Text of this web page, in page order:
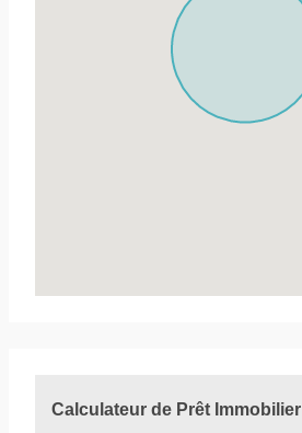
Calculateur de Prêt Immobilier